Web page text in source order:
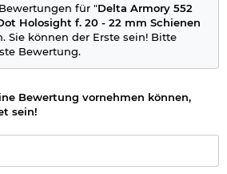
/ Metall
Batteriegesetz.
für "Delta Armory 552
Holosight f. 20 - 22 mm Schienen
Sie können der Erste sein! Bitte
Bewertung.
Bewertung vornehmen können,
sein!